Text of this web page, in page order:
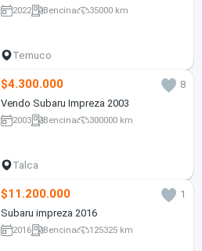
2022 Bencina 35000 km
Temuco
$4.300.000
8
Vendo Subaru Impreza 2003
2003 Bencina 300000 km
Talca
$11.200.000
1
Subaru impreza 2016
2016 Bencina 125325 km